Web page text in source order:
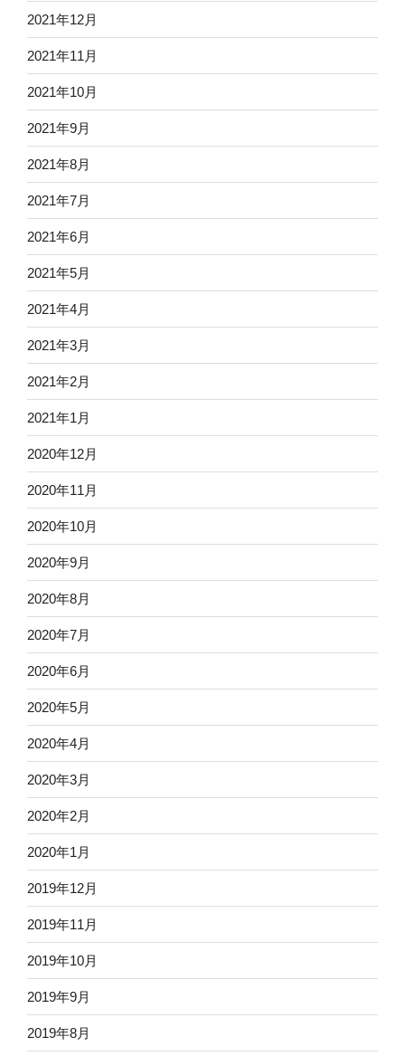
2021年12月
2021年11月
2021年10月
2021年9月
2021年8月
2021年7月
2021年6月
2021年5月
2021年4月
2021年3月
2021年2月
2021年1月
2020年12月
2020年11月
2020年10月
2020年9月
2020年8月
2020年7月
2020年6月
2020年5月
2020年4月
2020年3月
2020年2月
2020年1月
2019年12月
2019年11月
2019年10月
2019年9月
2019年8月